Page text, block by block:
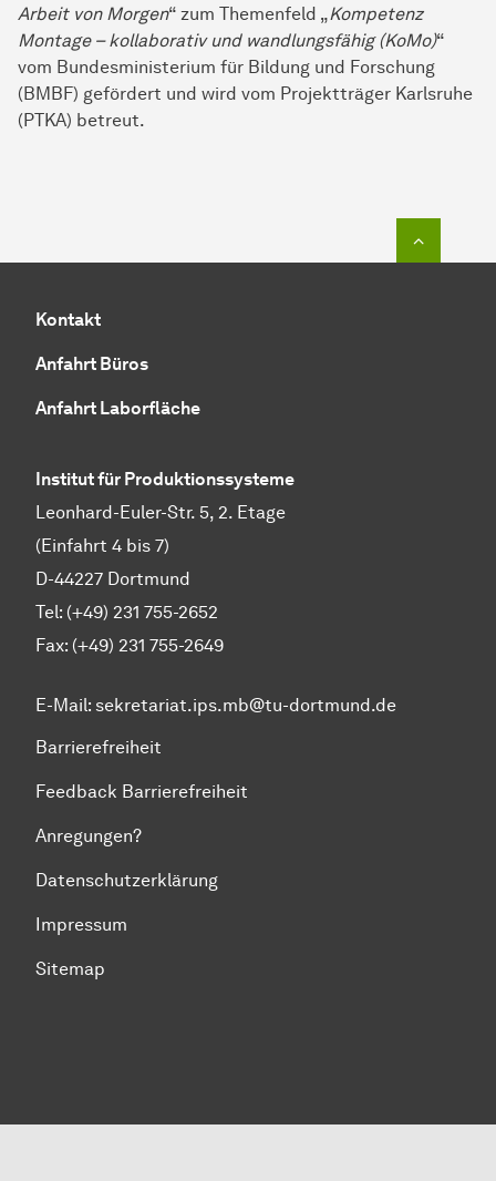
Arbeit von Morgen“ zum Themenfeld „Kompetenz
Montage – kollaborativ und wandlungsfähig (KoMo)“
vom Bundesministerium für Bildung und Forschung
(BMBF) gefördert und wird vom Projektträger Karlsruhe
(PTKA) betreut.
Kontakt
Anfahrt Büros
Anfahrt Laborfläche
Institut für Produktionssysteme
Leonhard-Euler-Str. 5, 2. Etage
(Einfahrt 4 bis 7)
D-44227 Dortmund
Tel: (+49) 231 755-2652
Fax: (+49) 231 755-2649
E-Mail: sekretariat.ips.mb@tu-dortmund.de
Barrierefreiheit
Feedback Barrierefreiheit
Anregungen?
Datenschutzerklärung
Impressum
Sitemap